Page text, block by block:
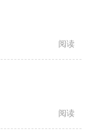
阅读
阅读